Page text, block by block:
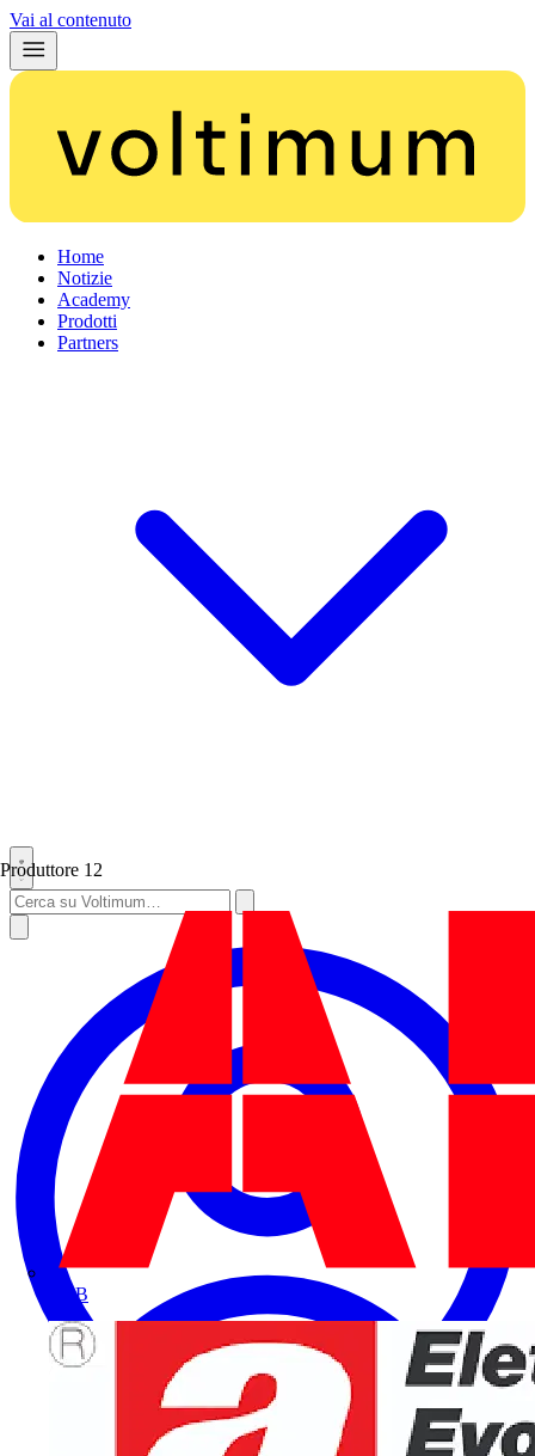
Vai al contenuto
Home
Notizie
Academy
Prodotti
Partners
Produttore 12
ABB